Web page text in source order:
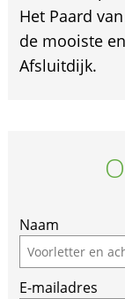
Het Paard
de mooiste
Afsluitdijk.
If
you
are
a
Naam
E-mailadres